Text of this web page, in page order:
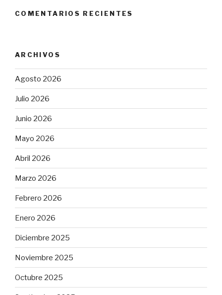
COMENTARIOS RECIENTES
ARCHIVOS
Agosto 2026
Julio 2026
Junio 2026
Mayo 2026
Abril 2026
Marzo 2026
Febrero 2026
Enero 2026
Diciembre 2025
Noviembre 2025
Octubre 2025